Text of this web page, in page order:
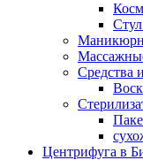
Средства
Центрифуга в